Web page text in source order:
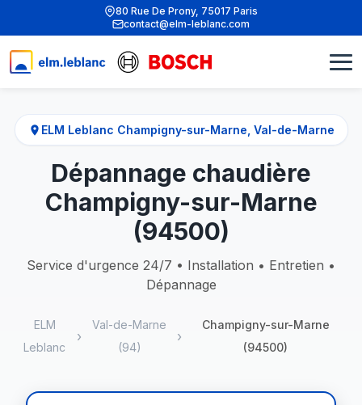
80 Rue De Prony, 75017 Paris
contact@elm-leblanc.com
ELM Leblanc Champigny-sur-Marne, Val-de-Marne
Dépannage chaudière
Champigny-sur-Marne
(94500)
Service d'urgence 24/7 • Installation • Entretien •
Dépannage
ELM
Leblanc
Val-de-Marne
(94)
Champigny-sur-Marne
(94500)